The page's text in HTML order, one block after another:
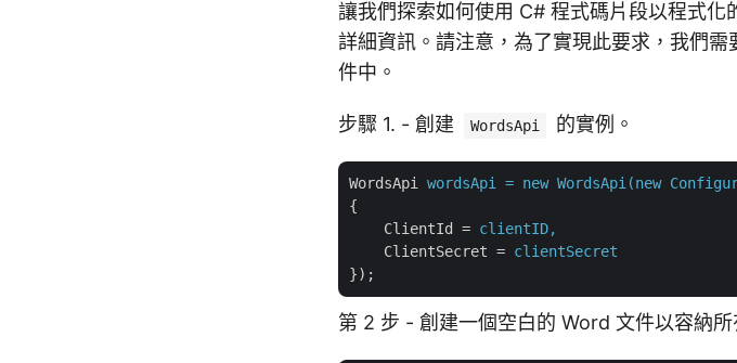
讓我們探索如何使用 C# 程式碼片段以程式
詳細資訊。請注意，為了實現此要求，我們
件中。
步驟 1. - 創建 WordsApi 的實例。
WordsApi
wordsApi = new WordsApi(new
{
ClientId
= clientID,
ClientSecret = clientSecret
});
第 2 步 - 創建一個空白的 Word 文件以容納